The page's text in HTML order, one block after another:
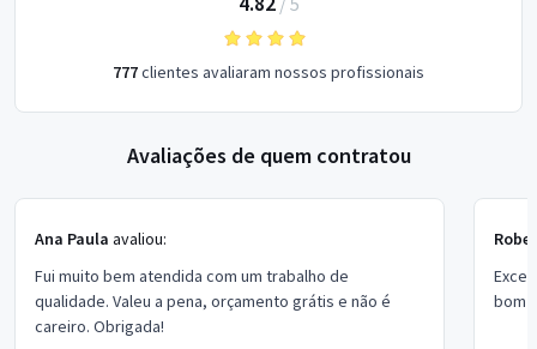
777clientes avaliaram nossos profissionais
Avaliações de quem contratou
Ana Paula avaliou:
Fui muito bem atendida com um trabalho de
qualidade. Valeu a pena, orçamento grátis e não é
careiro. Obrigada!
bom